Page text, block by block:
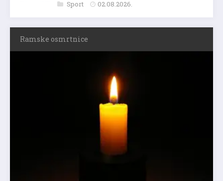
Sport 02.08.2026.
Ramske osmrtnice